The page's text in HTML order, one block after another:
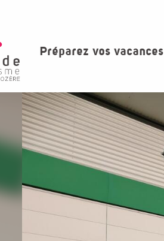
Préparez vos vacances